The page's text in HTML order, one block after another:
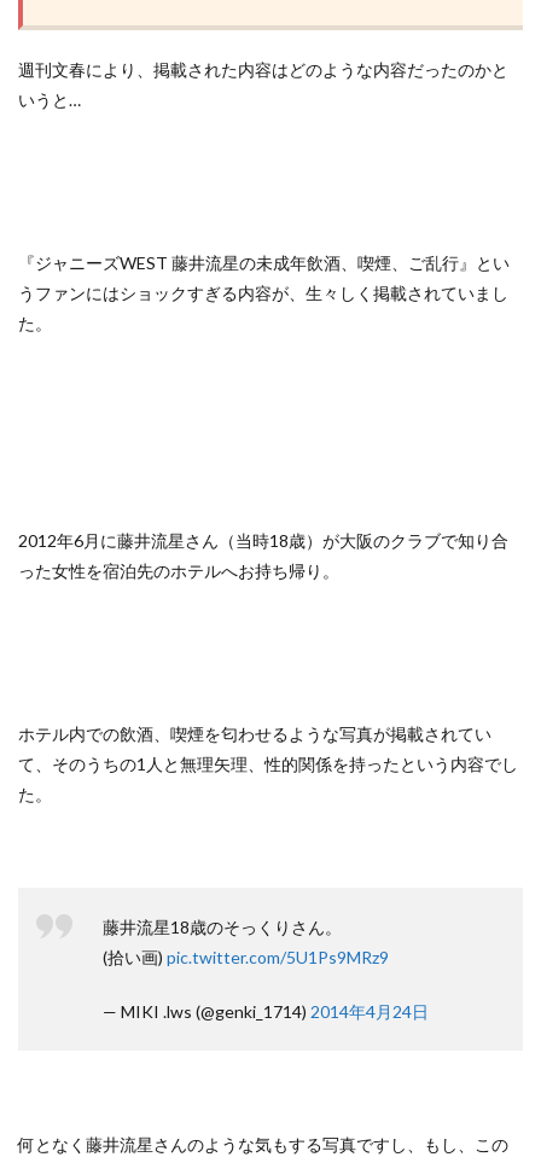
週刊文春により、掲載された内容はどのような内容だったのかと
いうと…
『ジャニーズWEST 藤井流星の未成年飲酒、喫煙、ご乱行』とい
うファンにはショックすぎる内容が、生々しく掲載されていまし
た。
2012年6月に藤井流星さん（当時18歳）が大阪のクラブで知り合
った女性を宿泊先のホテルへお持ち帰り。
ホテル内での飲酒、喫煙を匂わせるような写真が掲載されてい
て、そのうちの1人と無理矢理、性的関係を持ったという内容でし
た。
藤井流星18歳のそっくりさん。
(拾い画) pic.twitter.com/5U1Ps9MRz9
— MIKI .lws (@genki_1714) 2014年4月24日
何となく藤井流星さんのような気もする写真ですし、もし、この